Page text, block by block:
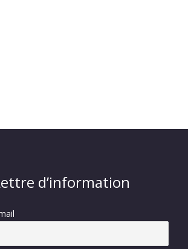
d’information